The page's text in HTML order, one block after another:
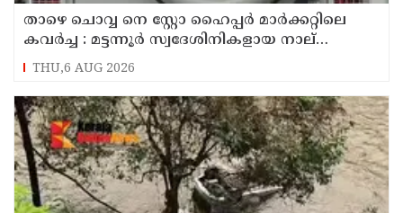
താഴെ ചൊവ്വ നെ സ്റ്റോ ഹൈപ്പർ മാർക്കറ്റിലെ
കവർച്ച : മട്ടന്നൂർ സ്വദേശിനികളായ നാല്
പ്രതികൾ പിടിയിൽ
THU,6 AUG 2026